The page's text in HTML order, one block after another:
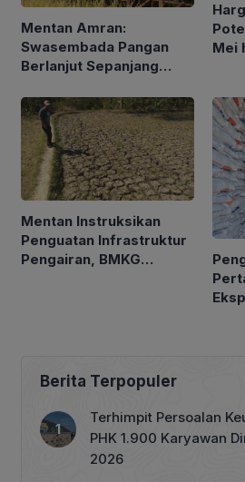
Mentan Amran:
Swasembada Pangan
Berlanjut Sepanjang
Mei
Mentan Instruksikan
Penguatan Infrastruktur
Pengairan, BMKG
Berita Terpopuler
Terhimpit Persoalan
PHK 1.900 Karyawan
2026